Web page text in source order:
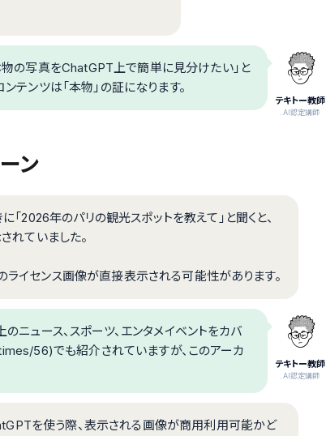
テキトー教師
.AI認定講師
の写真をChatGPT上で簡単に見分けたい」と
テンツは「本物」の証になります。
ン
2026年のパリの観光スポットを教えて」と聞くと、
れていました。
イセンス画像が直接表示される可能性があります。
テキトー教師
.AI認定講師
ュース、スポーツ、エンタメイベントをカバ
56)でも紹介されていますが、このアーカ
を使う際、表示される画像が商用利用可能かど